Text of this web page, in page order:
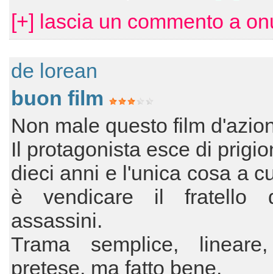
[+] lascia un commento a
de lorean
buon film
Non male questo film
Il protagonista esce di
dieci anni e l'unica cosa a
è vendicare il fratello
assassini.
Trama semplice,
pretese, ma fatto bene.